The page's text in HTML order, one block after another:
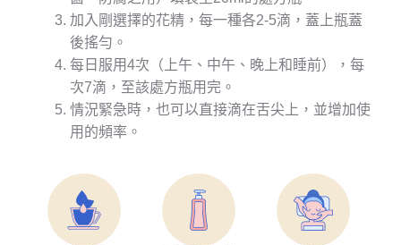
加入剛選擇的花精，每一種各2-5滴，蓋上瓶蓋
後搖勻。
每日服用4次（上午、中午、晚上和睡前），每
次7滴，至該處方瓶用完。
情況緊急時，也可以直接滴在舌尖上，並增加使
用的頻率。